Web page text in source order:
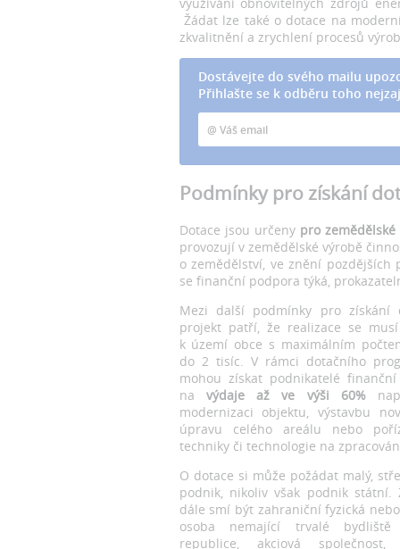
Žádat lze také o dotace na
zkvalitnění a zrychlení procesů
Dostávejte do svého mailu
Přihlašte se k odběru toho
Podmínky pro získání
Dotace jsou určeny pro
provozují v zemědělské výrobě
o zemědělství, ve znění
se finanční podpora týká,
Mezi další podmínky pro získání
projekt patří, že realizace se
k území obce s maximálním
do 2 tisíc. V rámci dotačního
mohou získat podnikatelé
na výdaje až ve výši 60%
modernizaci objektu, výstavbu
úpravu celého areálu nebo
techniky či technologie na
O dotace si může požádat malý,
podnik, nikoliv však podnik státní.
dále smí být zahraniční fyzická
osoba nemající trvalé
republice, akciová společnost,